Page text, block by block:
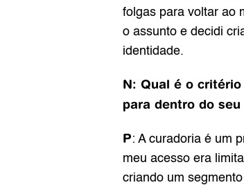
folgas para voltar ao
o assunto e decidi
identidade.
N: Qual é o
para dentro do seu
P: A curadoria é um
meu acesso era
criando um